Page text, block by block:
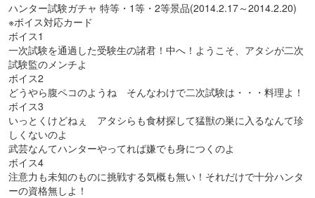
ハンター試験ガチャ 特等・1等・2等景品(2014.2.17～2014.2.20)
※ボイス対応カード
ボイス1
一次試験を通過した受験生の諸君！中へ！ようこそ、アタシが二次
試験監のメンチよ
ボイス2
どうやら腹ペコのようね そんなわけで二次試験は・・・料理よ！
ボイス3
いっとくけどねぇ アタシらも食材探して猛獣の巣に入るなんて珍
しくないのよ
武芸なんてハンターやってれば嫌でも身につくのよ
ボイス4
注意力も未知のものに挑戦する気概も無い！それだけで十分ハンタ
ーの資格無しよ！